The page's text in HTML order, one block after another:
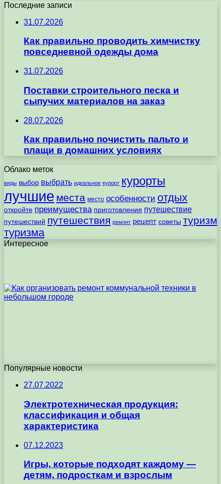
Последние записи
31.07.2026
Как правильно проводить химчистку
повседневной одежды дома
31.07.2026
Поставки строительного песка и
сыпучих материалов на заказ
28.07.2026
Как правильно почистить пальто и
плащи в домашних условиях
Облако меток
виды выбор выбрать идеальное курорт курорты
лучшие места место особенности отдых
откройте преимущества приготовления путешествие
путешествий путешествия ремонт рецепт советы туризм
туризма
Интересное
Популярные новости
27.07.2022
Электротехническая продукция:
классификация и общая
характеристика
07.12.2023
Игры, которые подходят каждому —
детям, подросткам и взрослым